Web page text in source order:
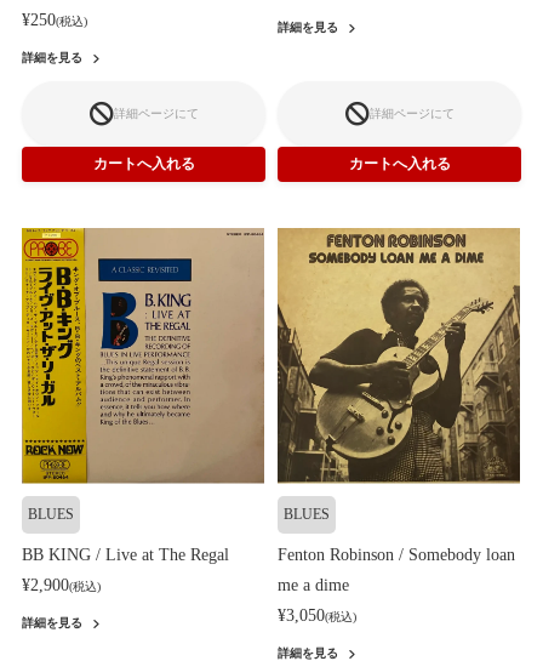
¥250(税込)
詳細を見る
詳細ページにて
詳細を見る
詳細ページにて
BLUES
BB KING / Live at The Regal
¥2,900(税込)
詳細を見る
BLUES
Fenton Robinson / Somebody loan
me a dime
¥3,050(税込)
詳細を見る